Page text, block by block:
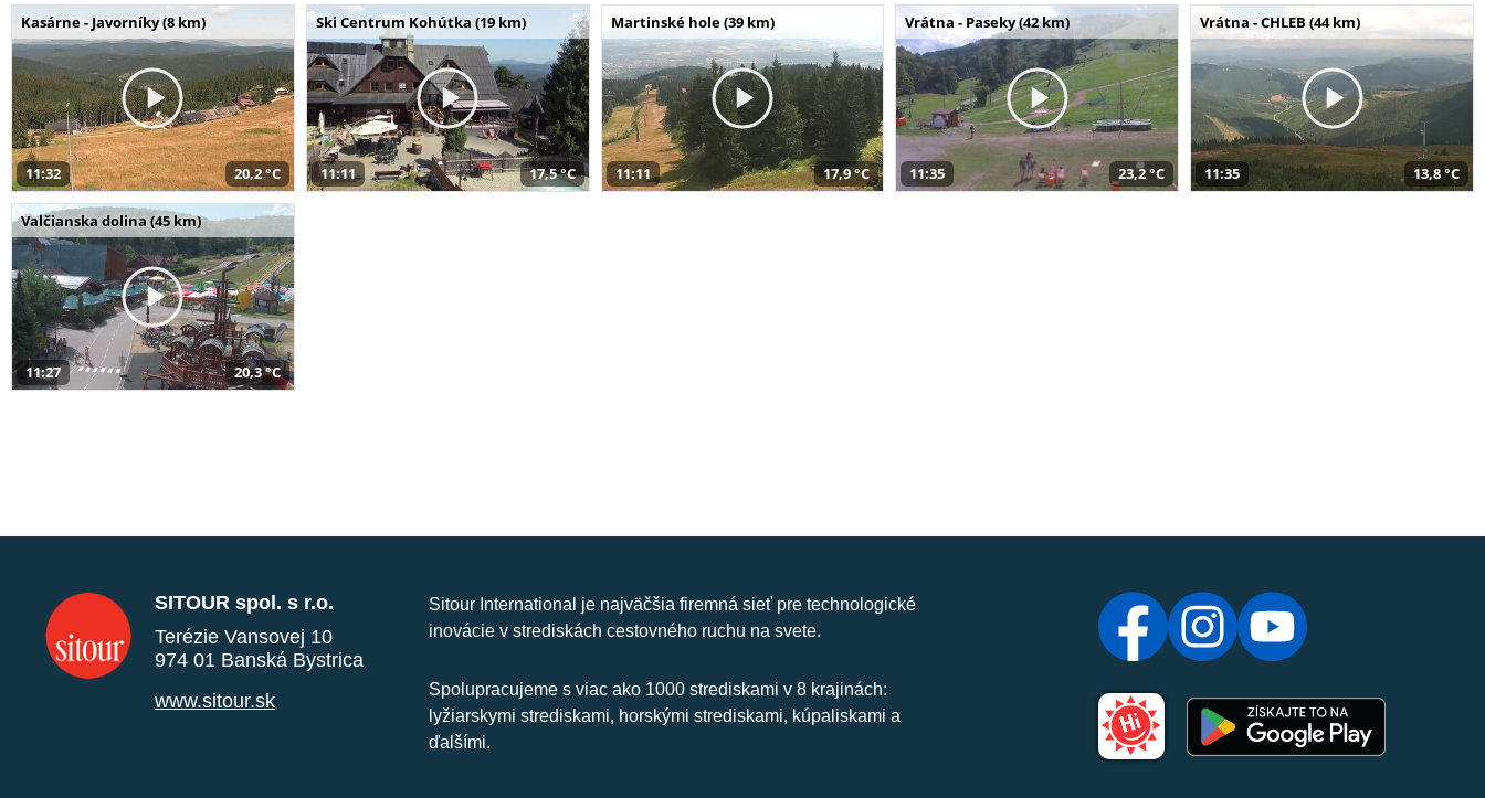
Kasárne - Javorníky (8 km)
11:32 20,2 °C
Ski Centrum Kohútka (19 km)
11:11 17,5 °C
Martinské hole (39 km)
11:11 17,9 °C
Vrátna - Paseky (42 km)
11:35 23,2 °C
Vrátna - CHLEB (44 km)
11:35 13,8 °C
Valčianska dolina (45 km)
11:27 20,3 °C
SITOUR spol. s r.o.
Terézie Vansovej 10
974 01 Banská Bystrica
www.sitour.sk
Sitour International je najväčšia firemná sieť pre technologické
inovácie v strediskách cestovného ruchu na svete.
Spolupracujeme s viac ako 1000 strediskami v 8 krajinách:
lyžiarskymi strediskami, horskými strediskami, kúpaliskami a
ďalšími.